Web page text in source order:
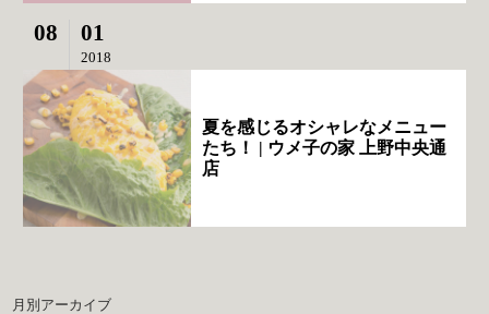
08 01
2018
夏を感じるオシャレなメニュー
たち！ | ウメ子の家 上野中央通
店
月別アーカイブ